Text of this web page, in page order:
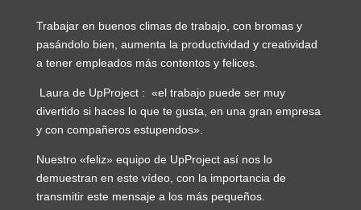
Trabajar en buenos climas de trabajo, con bromas y
pasándolo bien, aumenta la productividad y creatividad
a tener empleados más contentos y felices.
Laura de UpProject : «el trabajo puede ser muy
divertido si haces lo que te gusta, en una gran empresa
y con compañeros estupendos».
Nuestro «feliz» equipo de UpProject así nos lo
demuestran en este vídeo, con la importancia de
transmitir este mensaje a los más pequeños.